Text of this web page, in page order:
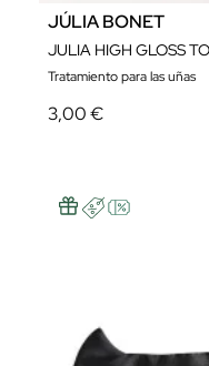
JÚLIA BONET
JULIA HIGH GLOSS
Tratamiento para las uñas
3,00 €